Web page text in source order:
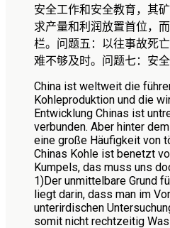
安全工作和安全教育，其
求产量和利润放置首位，
栏。问题五：以往事故死
难不够及时。问题七：安
China ist weltweit die
Kohleproduktion und die
Entwicklung Chinas ist
verbunden. Aber hinter
eine große Häufigkeit von
Chinas Kohle ist benetzt
Kumpels, das muss uns
1)Der unmittelbare Grund
liegt darin, dass man im
unterirdischen
somit nicht rechtzeitig